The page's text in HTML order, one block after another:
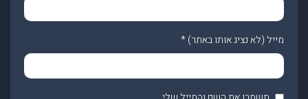
מייל (לא נציג אותו באתר)*